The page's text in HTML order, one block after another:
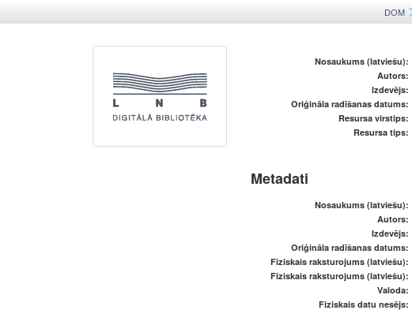
DOM
Nosaukums (latviešu):
Autors:
Izdevējs:
Oriģināla radīšanas datums:
Resursa virstips:
Resursa tips:
Metadati
Nosaukums (latviešu):
Autors:
Izdevējs:
Oriģināla radīšanas datums:
Fiziskais raksturojums (latviešu):
Fiziskais raksturojums (latviešu):
Valoda:
Fiziskais datu nesējs: